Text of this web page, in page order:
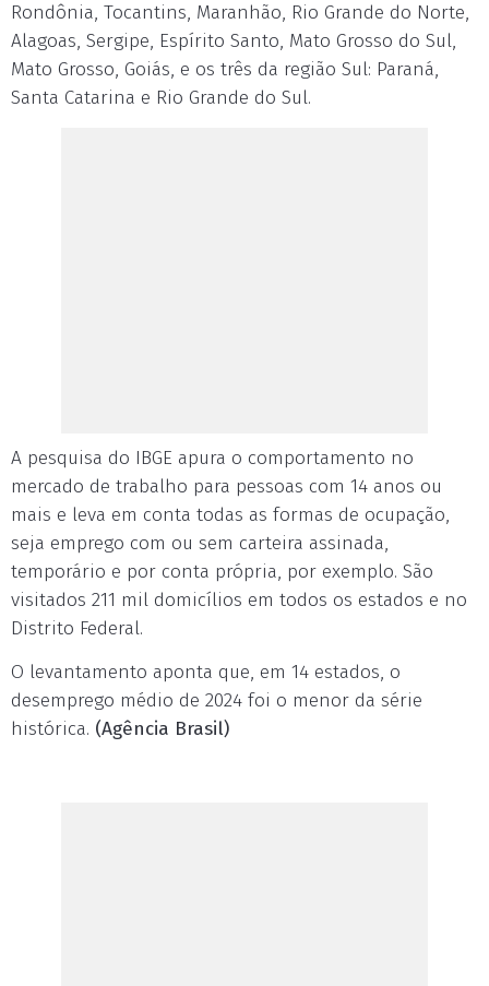
Rondônia, Tocantins, Maranhão, Rio Grande do Norte,
Alagoas, Sergipe, Espírito Santo, Mato Grosso do Sul,
Mato Grosso, Goiás, e os três da região Sul: Paraná,
Santa Catarina e Rio Grande do Sul.
A pesquisa do IBGE apura o comportamento no
mercado de trabalho para pessoas com 14 anos ou
mais e leva em conta todas as formas de ocupação,
seja emprego com ou sem carteira assinada,
temporário e por conta própria, por exemplo. São
visitados 211 mil domicílios em todos os estados e no
Distrito Federal.
O levantamento aponta que, em 14 estados, o
desemprego médio de 2024 foi o menor da série
histórica. (Agência Brasil)